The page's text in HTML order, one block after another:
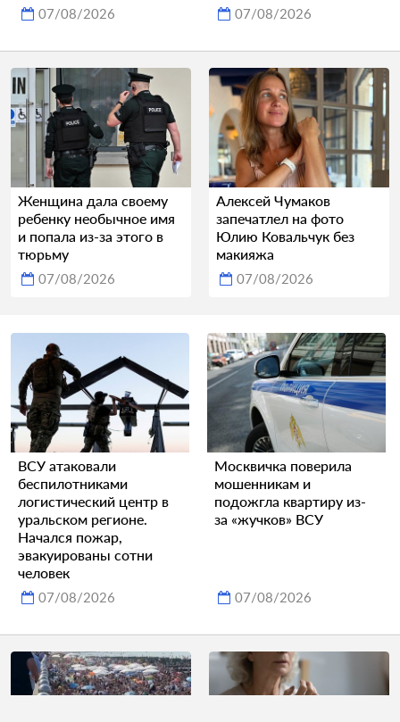
07/08/2026 07/08/2026
Женщина дала своему
ребенку необычное имя
и попала из-за этого в
тюрьму
07/08/2026
Алексей Чумаков
запечатлел на фото
Юлию Ковальчук без
макияжа
07/08/2026
ВСУ атаковали
беспилотниками
логистический центр в
уральском регионе.
Начался пожар,
эвакуированы сотни
человек
07/08/2026
Москвичка поверила
мошенникам и
подожгла квартиру из-
за «жучков» ВСУ
07/08/2026